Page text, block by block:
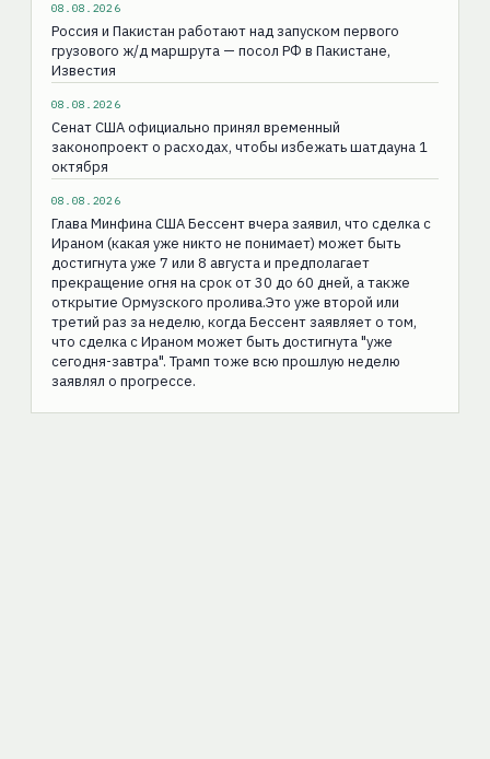
08.08.2026
Россия и Пакистан работают над запуском первого
грузового ж/д маршрута — посол РФ в Пакистане,
Известия
08.08.2026
Сенат США официально принял временный
законопроект о расходах, чтобы избежать шатдауна 1
октября
08.08.2026
Глава Минфина США Бессент вчера заявил, что сделка с
Ираном (какая уже никто не понимает) может быть
достигнута уже 7 или 8 августа и предполагает
прекращение огня на срок от 30 до 60 дней, а также
открытие Ормузского пролива.Это уже второй или
третий раз за неделю, когда Бессент заявляет о том,
что сделка с Ираном может быть достигнута "уже
сегодня-завтра". Трамп тоже всю прошлую неделю
заявлял о прогрессе.